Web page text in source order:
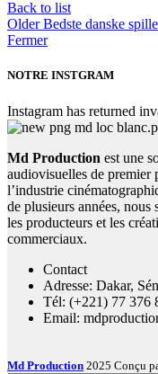
Back to list
Older Bedste danske
Fermer
NOTRE INSTGRAM
Instagram has returned
Md Production est une
audiovisuelles de premier
l’industrie
de plusieurs années, nous
les producteurs et les
commerciaux.
Contact
Adresse: Dakar,
Tél: (+221) 77 376
Email:
Md Production 2025 Conçu